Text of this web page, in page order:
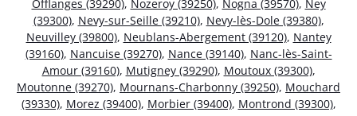
Offlanges (39290), Nozeroy (39250), Nogna (39570), Ney
(39300), Nevy-sur-Seille (39210), Nevy-lès-Dole (39380),
Neuvilley (39800), Neublans-Abergement (39120), Nantey
(39160), Nancuise (39270), Nance (39140), Nanc-lès-Saint-
Amour (39160), Mutigney (39290), Moutoux (39300),
Moutonne (39270), Mournans-Charbonny (39250), Mouchard
(39330), Morez (39400), Morbier (39400), Montrond (39300),